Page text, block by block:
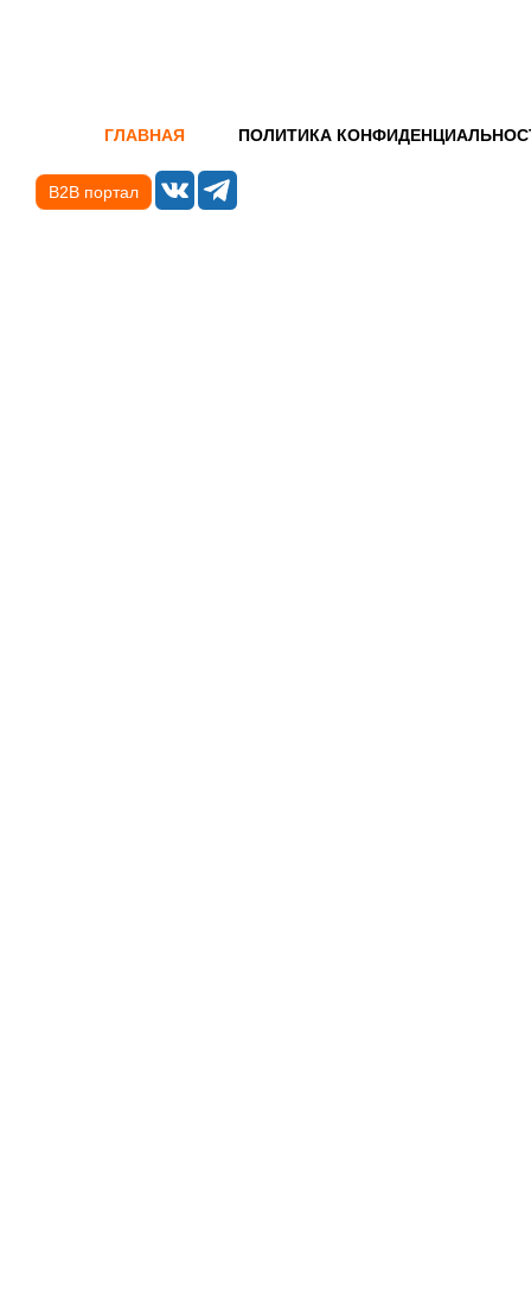
ГЛАВНАЯ ПОЛИТИКА
B2B портал